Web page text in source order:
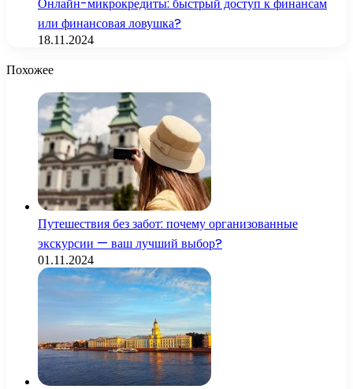
Онлайн-микрокредиты: быстрый доступ к финансам
или финансовая ловушка?
18.11.2024
Похожее
Путешествия без забот: почему организованные
экскурсии — ваш лучший выбор?
01.11.2024